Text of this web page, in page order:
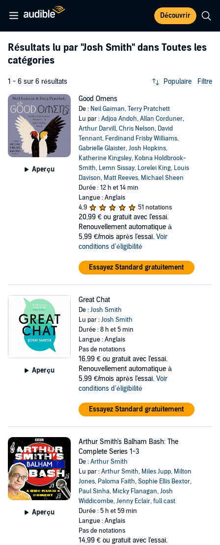
Découvrir
Résultats lu par "Josh Smith" dans Toutes les
catégories
1 - 6 sur 6 résultats Populaire Filtre
Aperçu
Good Omens
De : Neil Gaiman,Terry Pratchett
Lu par :Adjoa Andoh,Allan Corduner,
Arthur Darvill,Chris Nelson, David
Tennant, Ferdinand Frisby Williams,
Gabrielle Glaister,Josh Hopkins,
Katherine Kingsley, Kobna Holdbrook-
Smith, Lemn Sissay, Lorelei King, Louis
Davison, Matt Reeves, Michael Sheen
Durée : 12 h et 14 min
Langue : Anglais
4,9
51 notations
20,99 € ou gratuit avec l'essai.
Renouvellement automatique à
5,99 €/mois après l'essai. Voir
conditions d'éligibilité
Essayez Standard gratuitement
Aperçu
Great Chat
De :Josh Smith
Lu par :Josh Smith
Durée : 8 h et 5 min
Langue : Anglais
Pas de notations
16,99 € ou gratuit avec l'essai.
Renouvellement automatique à
5,99 €/mois après l'essai. Voir
conditions d'éligibilité
Essayez Standard gratuitement
Aperçu
Arthur Smith's Balham Bash: The
Complete Series 1-3
De :Arthur Smith
Lu par :Arthur Smith, Miles Jupp, Milton
Jones, Paloma Faith,Sophie Ellis Bextor,
Paul Sinha, Micky Flanagan,Josh
Widdicombe,Jenny Eclair,full cast
Durée : 5 h et 59 min
Langue : Anglais
Pas de notations
14,99 € ou gratuit avec l'essai.